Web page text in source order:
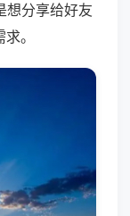
想分享给好友
。